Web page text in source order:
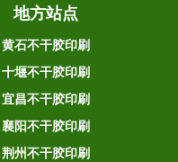
地方站点
黄石不干胶印刷
十堰不干胶印刷
宜昌不干胶印刷
襄阳不干胶印刷
荆州不干胶印刷